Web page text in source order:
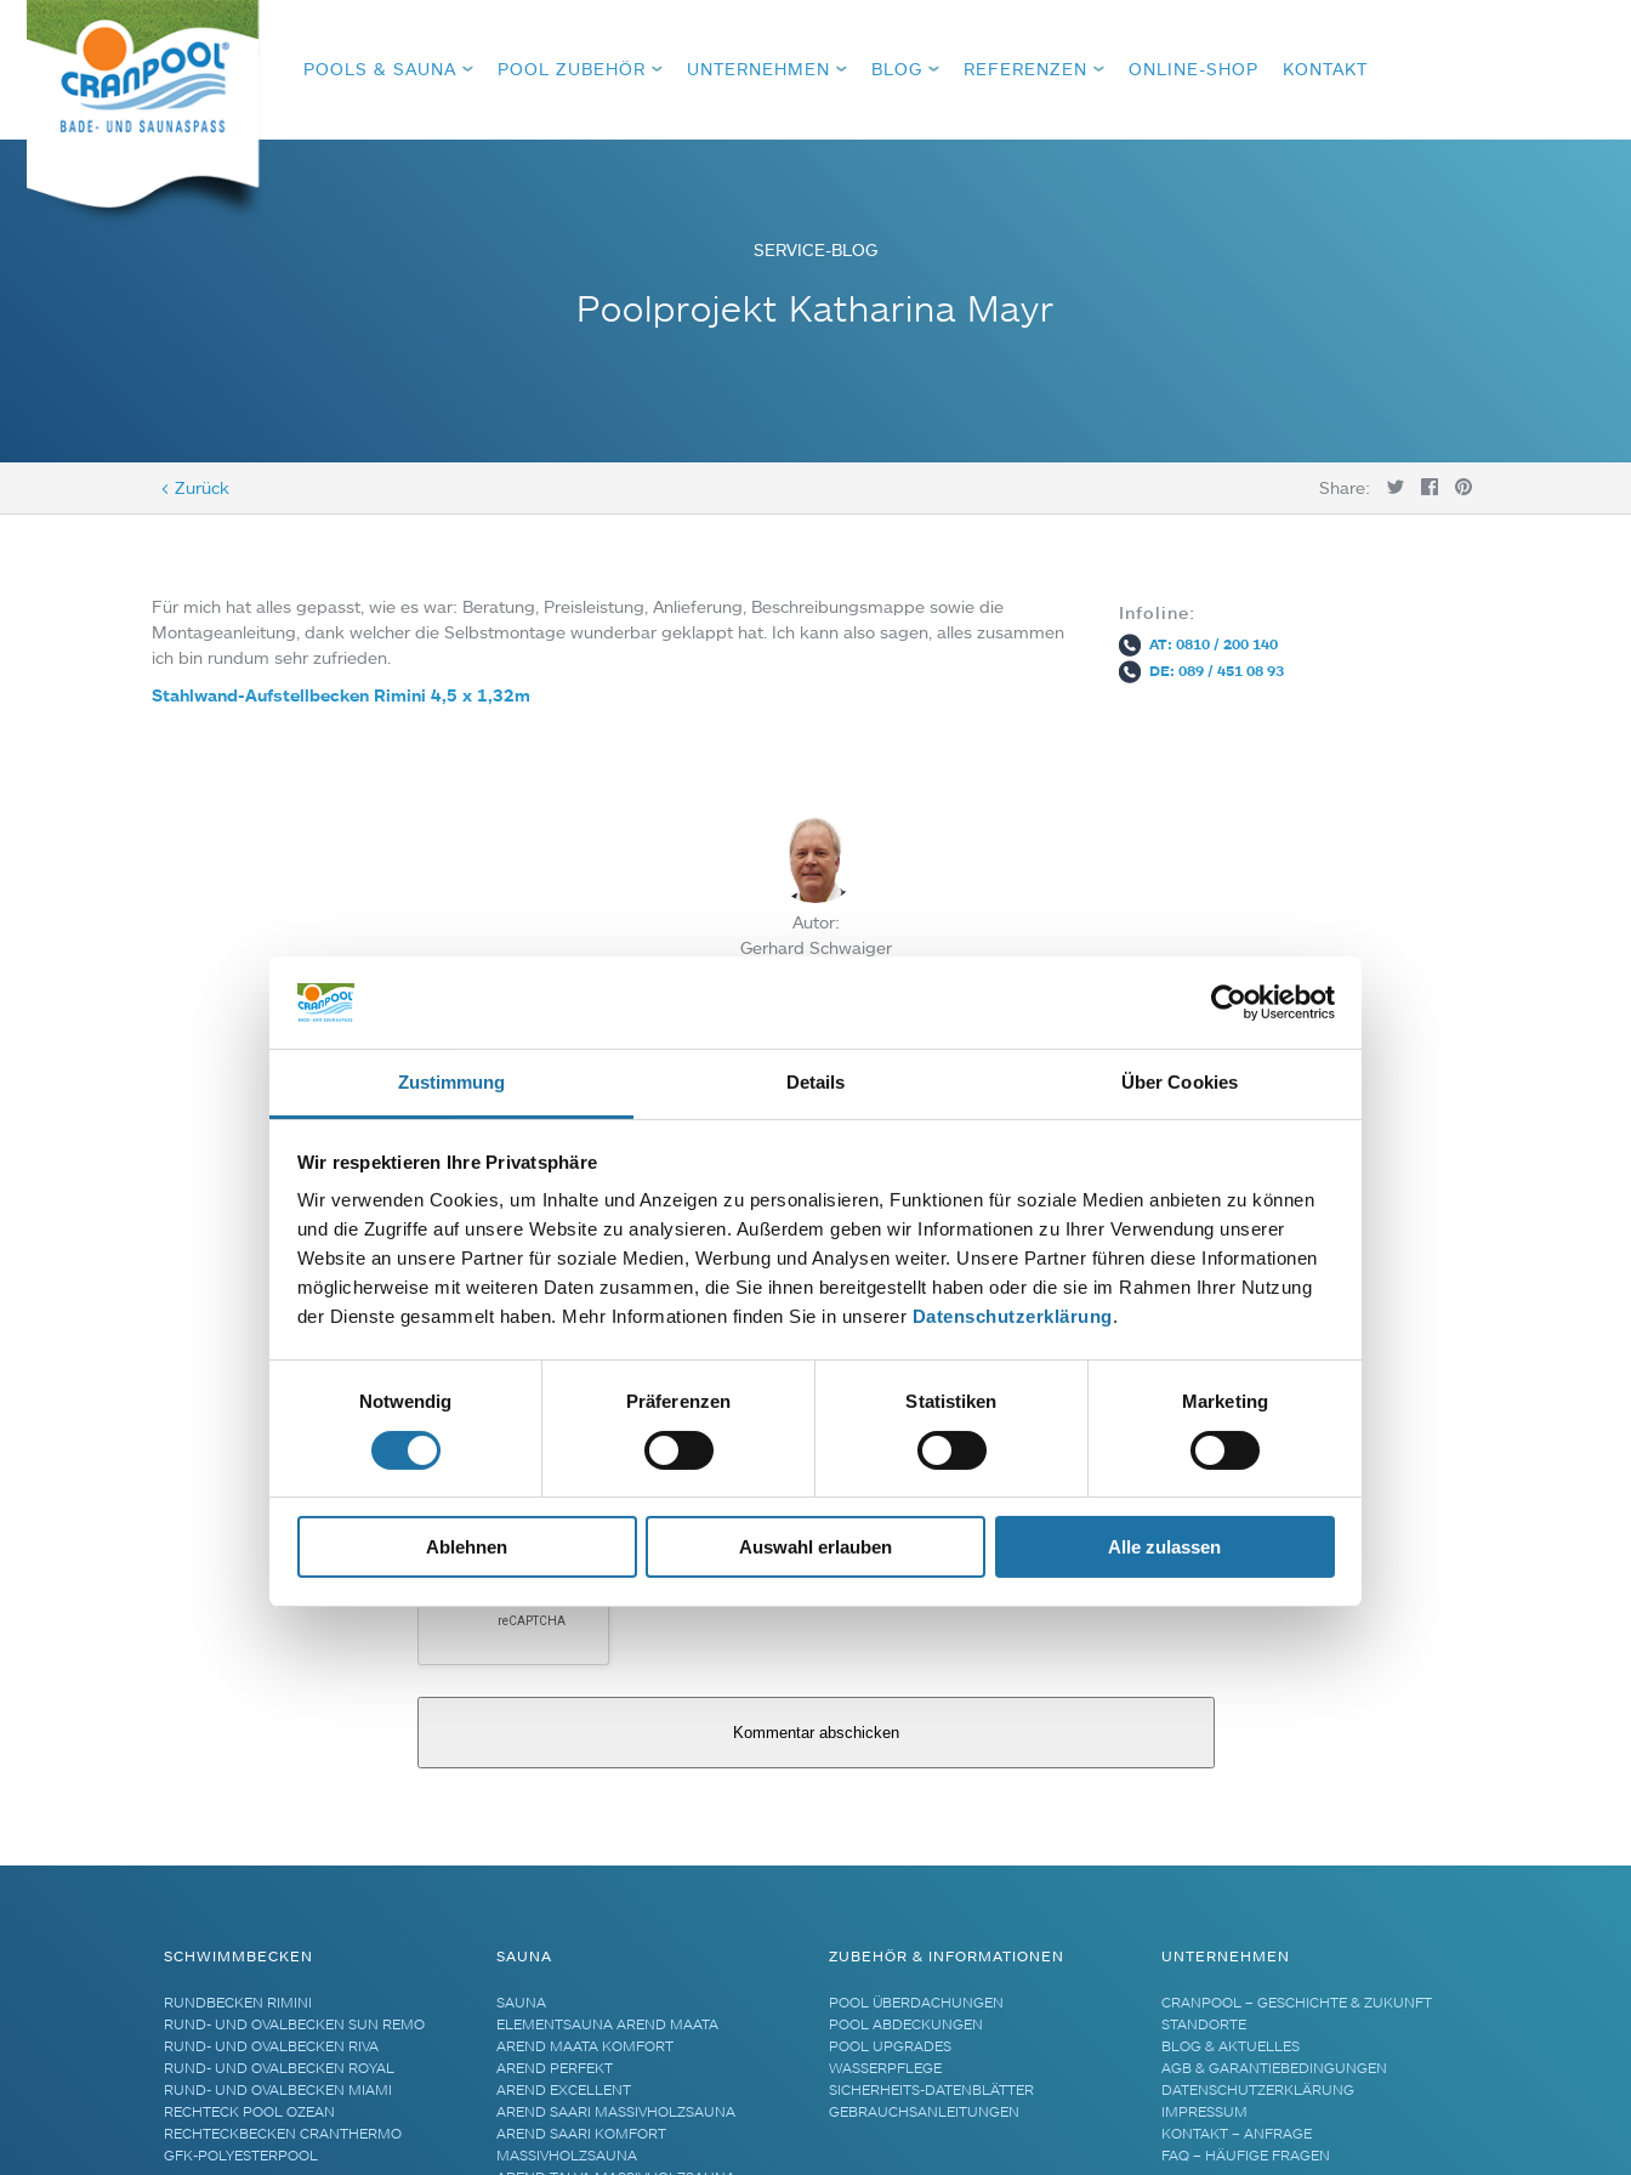
Zustimmung Details Über Cookies
Wir respektieren Ihre Privatsphäre
Wir verwenden Cookies, um Inhalte und Anzeigen zu personalisieren, Funktionen für soziale Medien anbieten zu können
und die Zugriffe auf unsere Website zu analysieren. Außerdem geben wir Informationen zu Ihrer Verwendung unserer
Website an unsere Partner für soziale Medien, Werbung und Analysen weiter. Unsere Partner führen diese Informationen
möglicherweise mit weiteren Daten zusammen, die Sie ihnen bereitgestellt haben oder die sie im Rahmen Ihrer Nutzung
der Dienste gesammelt haben. Mehr Informationen finden Sie in unserer Datenschutzerklärung.
Notwendig
Präferenzen Statistiken Marketing
Ablehnen Auswahl erlauben Alle zulassen
POOLS & SAUNA POOL ZUBEHÖR UNTERNEHMEN BLOG REFERENZEN ONLINE-SHOP KONTAKT
SERVICE-BLOG
Poolprojekt Katharina Mayr
< Zurück Share:
Für mich hat alles gepasst, wie es war: Beratung, Preisleistung, Anlieferung, Beschreibungsmappe sowie die
Montageanleitung, dank welcher die Selbstmontage wunderbar geklappt hat. Ich kann also sagen, alles zusammen
ich bin rundum sehr zufrieden.
Stahlwand-Aufstellbecken Rimini 4,5 x 1,32m
Infoline:
AT: 0810 / 200 140
DE: 089 / 451 08 93
Autor:
Gerhard Schwaiger
SCHREIBE EINEN KOMMENTAR
Deine E-Mail-Adresse wird nicht veröffentlicht. Erforderliche Felder sind mit
Kommentar*
E-Mail-Adresse*
Website
SCHWIMMBECKEN
RUNDBECKEN RIMINI
RUND- UND OVALBECKEN SUN REMO
RUND- UND OVALBECKEN RIVA
RUND- UND OVALBECKEN ROYAL
RUND- UND OVALBECKEN MIAMI
RECHTECK POOL OZEAN
RECHTECKBECKEN CRANTHERMO
GFK-POLYESTERPOOL
SAUNA
SAUNA
ELEMENTSAUNA AREND MAATA
AREND MAATA KOMFORT
AREND PERFEKT
AREND EXCELLENT
AREND SAARI MASSIVHOLZSAUNA
AREND SAARI KOMFORT
MASSIVHOLZSAUNA
ZUBEHÖR & INFORMATIONEN
POOL ÜBERDACHUNGEN
POOL ABDECKUNGEN
POOL UPGRADES
WASSERPFLEGE
SICHERHEITS-DATENBLÄTTER
GEBRAUCHSANLEITUNGEN
UNTERNEHMEN
CRANPOOL – GESCHICHTE & ZUKUNFT
STANDORTE
BLOG & AKTUELLES
AGB & GARANTIEBEDINGUNGEN
DATENSCHUTZERKLÄRUNG
IMPRESSUM
KONTAKT – ANFRAGE
FAQ – HÄUFIGE FRAGEN